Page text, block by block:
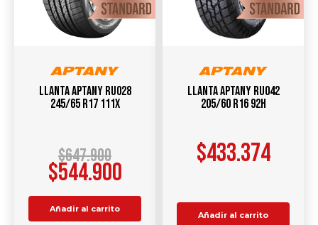
Llanta APTANY RU028
245/65 R17 111X
$647.900
$544.900
Añadir al carrito
Llanta Aptany RU042
205/60 R16 92H
$433.374
Añadir al carrito